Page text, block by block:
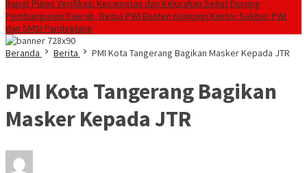
Rapat Pleno Verifikasi Kecamatan dan Kelurahan SehatDorong
Pembangunan Daerah, Ketua PWI Banten Kunjungi Kantor Sekber PWI
dan SMSI Pandeglang
Beranda
Berita PMI Kota Tangerang Bagikan Masker Kepada JTR
PMI Kota Tangerang Bagikan
Masker Kepada JTR